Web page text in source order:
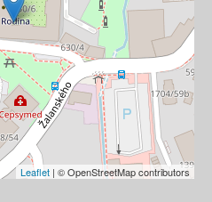
Leaflet | © OpenStreetMap contributors